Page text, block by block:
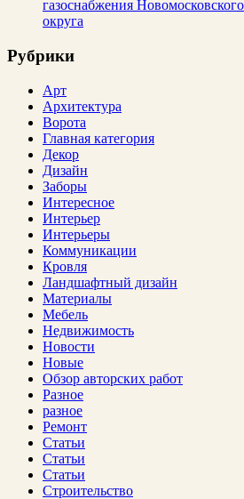
газоснабжения
округа
Рубрики
Арт
Архитектура
Ворота
Главная категория
Декор
Дизайн
Заборы
Интересное
Интерьер
Интерьеры
Коммуникации
Кровля
Ландшафтный дизайн
Материалы
Мебель
Недвижимость
Новости
Новые
Обзор авторских работ
Разное
разное
Ремонт
Статьи
Статьи
Статьи
Строительство